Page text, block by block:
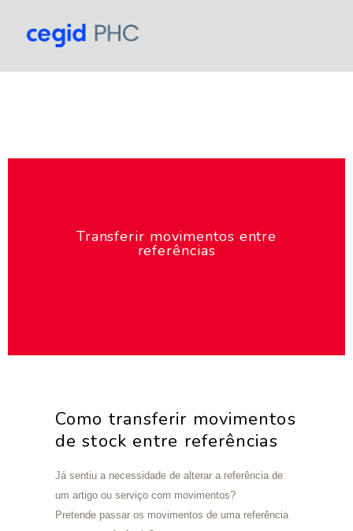
Transferir movimentos entre
referências
Como transferir movimentos
de stock entre referências
Já sentiu a necessidade de alterar a referência de
um artigo ou serviço com movimentos?
Pretende passar os movimentos de uma referência